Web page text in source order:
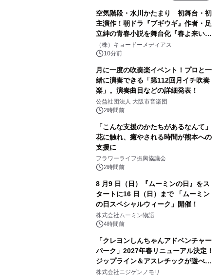
空気階段・水川かたまり 初舞台・初
主演作！朝ドラ『ブギウギ』作者・足
立紳の青春小説を舞台化『春よ来い、
マジで来い』キービジュアル解禁！
（株）キョードーメディアス
10分前
月に一度の吹奏楽イベント！プロと一
緒に演奏できる「第112回月イチ吹奏
楽」。演奏曲目などの詳細発表！
公益社団法人 大阪市音楽団
2時間前
「こんな支援のかたちがあるなんて」
花に触れ、癒やされる時間が熊本への
支援に
フラワーライフ振興協議会
2時間前
8 月9 日（日）『ムーミンの日』をス
タートに16 日（日）まで 「ムーミン
の日スペシャルウィーク」開催！
株式会社ムーミン物語
4時間前
「クレヨンしんちゃんアドベンチャー
パーク」2027年春リニューアル決定！
ジップライン＆アスレチックが遊べる
のは今年が最後！ 「ラスト！ドキがム
株式会社ニジゲンノモリ